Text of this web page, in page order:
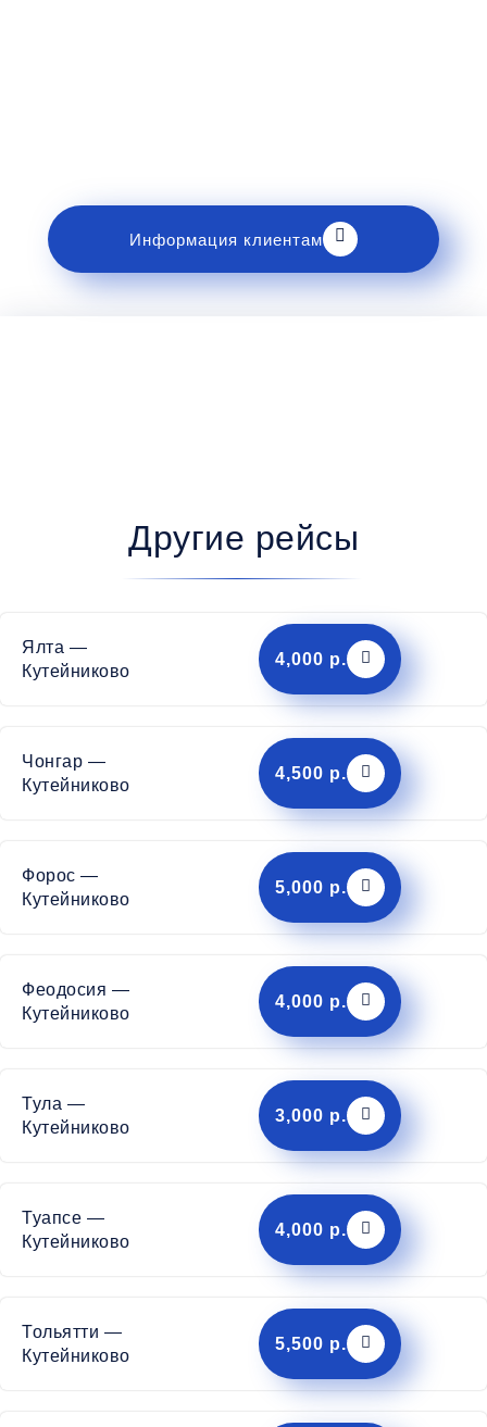
Информация клиентам
Другие рейсы
Ялта —
Кутейниково
4,000 р.
Чонгар —
Кутейниково
4,500 р.
Форос —
Кутейниково
5,000 р.
Феодосия —
Кутейниково
4,000 р.
Тула —
Кутейниково
3,000 р.
Туапсе —
Кутейниково
4,000 р.
Тольятти —
Кутейниково
5,500 р.